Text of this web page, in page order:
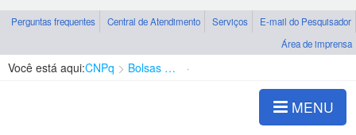
Perguntas frequentes Central de Atendimento Serviços
E-mail do Pesquisador
Área de imprensa
Você está aqui:CNPq Bolsas e Auxílios Vigentes
MENU